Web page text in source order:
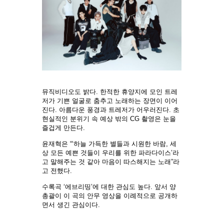
뮤직비디오도 밝다. 한적한 휴양지에 모인 트레
저가 기쁜 얼굴로 춤추고 노래하는 장면이 이어
진다. 아름다운 풍경과 트레저가 어우러진다. 초
현실적인 분위기 속 예상 밖의 CG 촬영은 눈을
즐겁게 만든다.
윤재혁은 “‘하늘 가득한 별들과 시원한 바람, 세
상 모든 예쁜 것들이 우리를 위한 파라다이스’라
고 말해주는 것 같아 마음이 따스해지는 노래”라
고 전했다.
수록곡 ‘에브리띵’에 대한 관심도 높다. 앞서 양
총괄이 이 곡의 안무 영상을 이례적으로 공개하
면서 생긴 관심이다.